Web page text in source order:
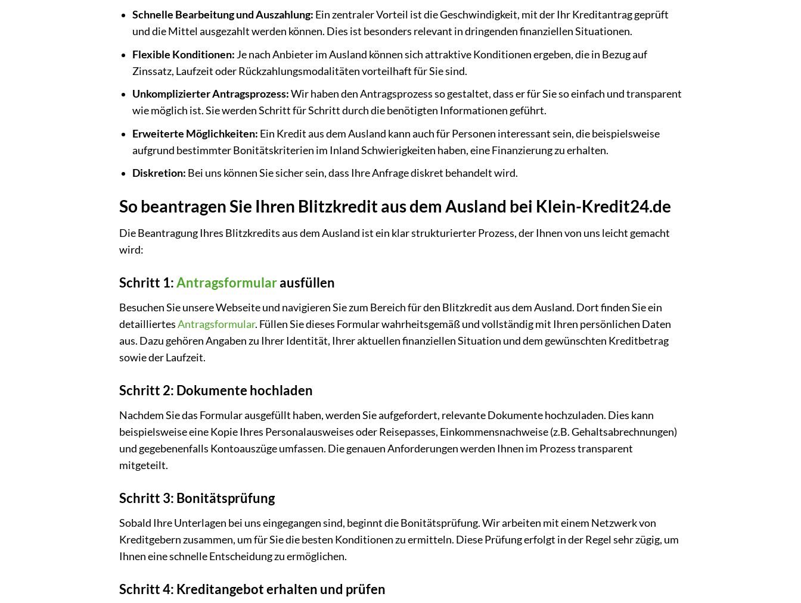
Schnelle Bearbeitung und Auszahlung: Ein zentraler Vorteil ist die Geschwindigkeit, mit der Ihr Kreditantrag geprüft
und die Mittel ausgezahlt werden können. Dies ist besonders relevant in dringenden finanziellen Situationen.
Flexible Konditionen: Je nach Anbieter im Ausland können sich attraktive Konditionen ergeben, die in Bezug auf
Zinssatz, Laufzeit oder Rückzahlungsmodalitäten vorteilhaft für Sie sind.
Unkomplizierter Antragsprozess:Wir haben den Antragsprozess so gestaltet, dass er für Sie so einfach und transparent
wie möglich ist. Sie werden Schritt für Schritt durch die benötigten Informationen geführt.
Erweiterte Möglichkeiten: Ein Kredit aus dem Ausland kann auch für Personen interessant sein, die beispielsweise
aufgrund bestimmter Bonitätskriterien im Inland Schwierigkeiten haben, eine Finanzierung zu erhalten.
Diskretion: Bei uns können Sie sicher sein, dass Ihre Anfrage diskret behandelt wird.
So beantragen Sie Ihren Blitzkredit aus dem Ausland bei Klein-Kredit24.de
Die Beantragung Ihres Blitzkredits aus dem Ausland ist ein klar strukturierter Prozess, der Ihnen von uns leicht gemacht
wird:
Schritt 1:Antragsformularausfüllen
Besuchen Sie unsere Webseite und navigieren Sie zum Bereich für den Blitzkredit aus dem Ausland. Dort finden Sie ein
detailliertesAntragsformular. Füllen Sie dieses Formular wahrheitsgemäß und vollständig mit Ihren persönlichen Daten
aus. Dazu gehören Angaben zu Ihrer Identität, Ihrer aktuellen finanziellen Situation und dem gewünschten Kreditbetrag
sowie der Laufzeit.
Schritt 2: Dokumente hochladen
Nachdem Sie das Formular ausgefüllt haben, werden Sie aufgefordert, relevante Dokumente hochzuladen. Dies kann
beispielsweise eine Kopie Ihres Personalausweises oder Reisepasses, Einkommensnachweise (z.B. Gehaltsabrechnungen)
und gegebenenfalls Kontoauszüge umfassen. Die genauen Anforderungen werden Ihnen im Prozess transparent
mitgeteilt.
Schritt 3: Bonitätsprüfung
Sobald Ihre Unterlagen bei uns eingegangen sind, beginnt die Bonitätsprüfung. Wir arbeiten mit einem Netzwerk von
Kreditgebern zusammen, um für Sie die besten Konditionen zu ermitteln. Diese Prüfung erfolgt in der Regel sehr zügig, um
Ihnen eine schnelle Entscheidung zu ermöglichen.
Schritt 4: Kreditangebot erhalten und prüfen